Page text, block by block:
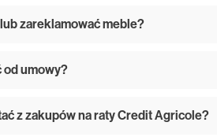
zareklamować meble?
od umowy?
z zakupów na raty Credit Agricole?